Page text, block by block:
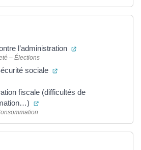
l’administration (ouverture dans un
– Élections
sociale (ouverture dans un
fiscale (difficultés de
(ouverture dans un nouvel